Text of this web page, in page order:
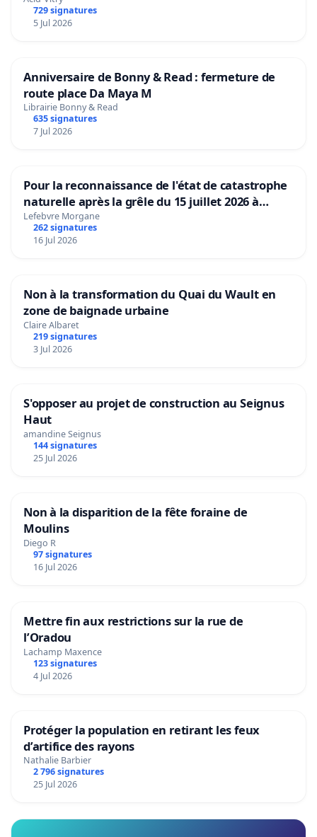
729 signatures
5 Jul 2026
Anniversaire de Bonny & Read : fermeture de
route place Da Maya M
Librairie Bonny & Read
635 signatures
7 Jul 2026
Pour la reconnaissance de l'état de catastrophe
naturelle après la grêle du 15 juillet 2026 à
Aubenas et ses alentours
Lefebvre Morgane
262 signatures
16 Jul 2026
Non à la transformation du Quai du Wault en
zone de baignade urbaine
Claire Albaret
219 signatures
3 Jul 2026
S'opposer au projet de construction au Seignus
Haut
amandine Seignus
144 signatures
25 Jul 2026
Non à la disparition de la fête foraine de
Moulins
Diego R
97 signatures
16 Jul 2026
Mettre fin aux restrictions sur la rue de
l’Oradou
Lachamp Maxence
123 signatures
4 Jul 2026
Protéger la population en retirant les feux
d’artifice des rayons
Nathalie Barbier
2 796 signatures
25 Jul 2026